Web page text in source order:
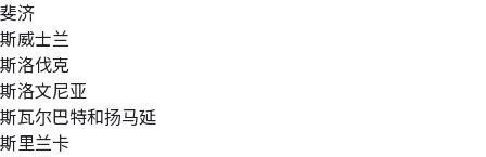
斐济
斯威士兰
斯洛伐克
斯洛文尼亚
斯瓦尔巴特和扬马延
斯里兰卡